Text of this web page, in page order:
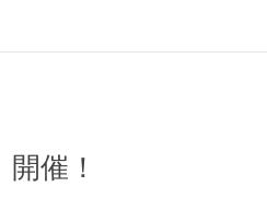
催！